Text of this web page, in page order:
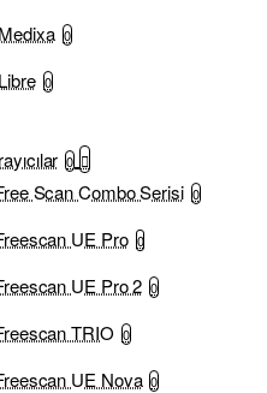
0
0
0
Scan Combo Serisi 0
UE Pro 0
UE Pro 2 0
TRIO 0
UE Nova 0